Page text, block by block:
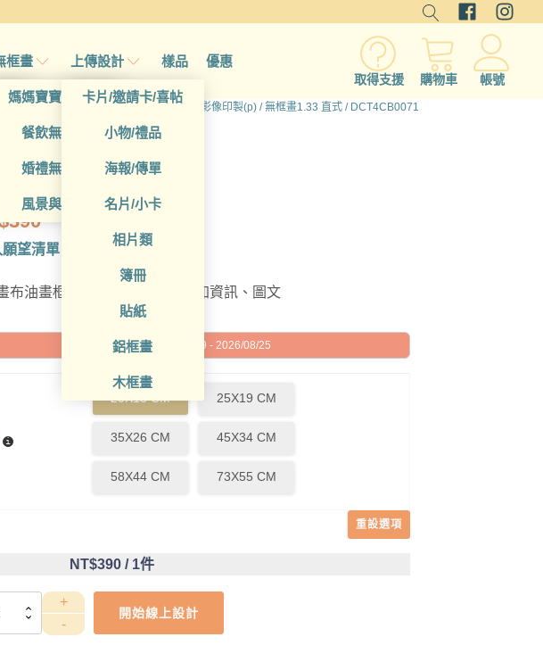
袋
框畫
媽媽寶寶無框畫
餐飲無框畫
婚禮無框畫
風景與藝術
上傳設計
卡片/邀請卡/喜帖
小物/禮品
海報/傳單
名片/小卡
相片類
簿冊
貼紙
鋁框畫
木框畫
樣品 優惠
取得支援 購物車 帳號
首頁/ 所有產品 / 少量影像印製(p) /無框畫1.33 直式 / DCT4CB0071
390
望清單
布油畫框，可進一步編輯或增加資訊、圖文
預計到貨日: 2026/08/19 - 2026/08/25
20X15 CM 25X19 CM
35X26 CM 45X34 CM
58X44 CM 73X55 CM
重設選項
NT$390 / 1件
開始線上設計